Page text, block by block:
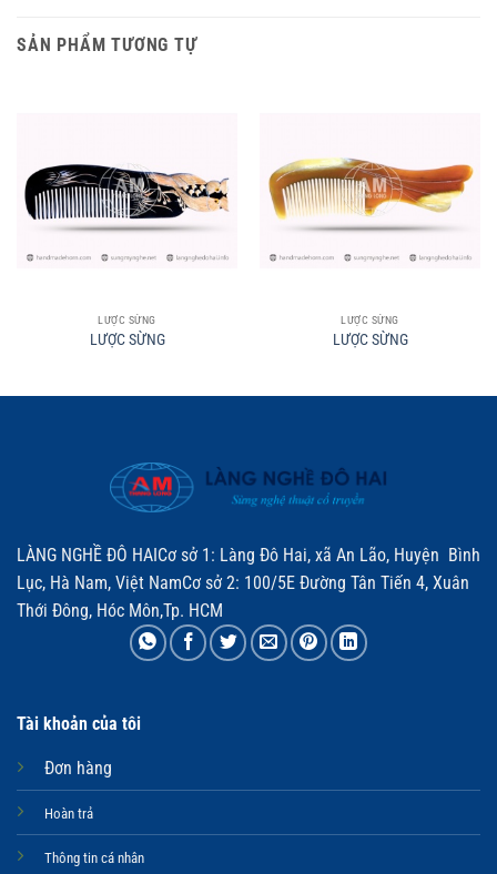
SẢN PHẨM TƯƠNG TỰ
LƯỢC SỪNG
LƯỢC SỪNG
LƯỢC SỪNG
LƯỢC SỪNG
LÀNG NGHỀ ĐÔ HAICơ sở 1: Làng Đô Hai, xã An Lão, Huyện Bình
Lục, Hà Nam, Việt NamCơ sở 2: 100/5E Đường Tân Tiến 4, Xuân
Thới Đông, Hóc Môn,Tp. HCM
Tài khoản của tôi
Đơn hàng
Hoàn trả
Thông tin cá nhân